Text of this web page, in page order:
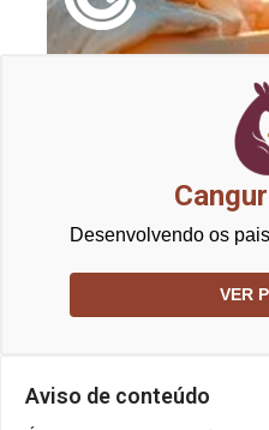
Desenvolvendo os
VER
Aviso de conteúdo